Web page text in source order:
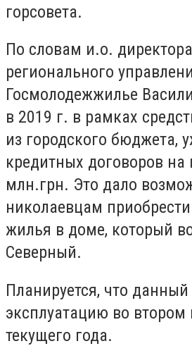
горсовета.
По словам и.о.
регионального
Госмолодежжилье
в 2019 г. в рамках
из городского бюджета,
кредитных договоров на
млн.грн. Это дало
николаевцам
жилья в доме, который
Северный.
Планируется, что
эксплуатацию во втором
текущего года.